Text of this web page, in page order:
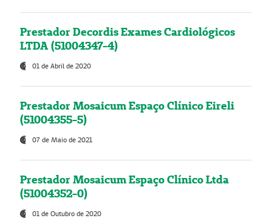
Prestador Decordis Exames Cardiológicos
LTDA (51004347-4)
01 de Abril de 2020
Prestador Mosaicum Espaço Clínico Eireli
(51004355-5)
07 de Maio de 2021
Prestador Mosaicum Espaço Clínico Ltda
(51004352-0)
01 de Outubro de 2020